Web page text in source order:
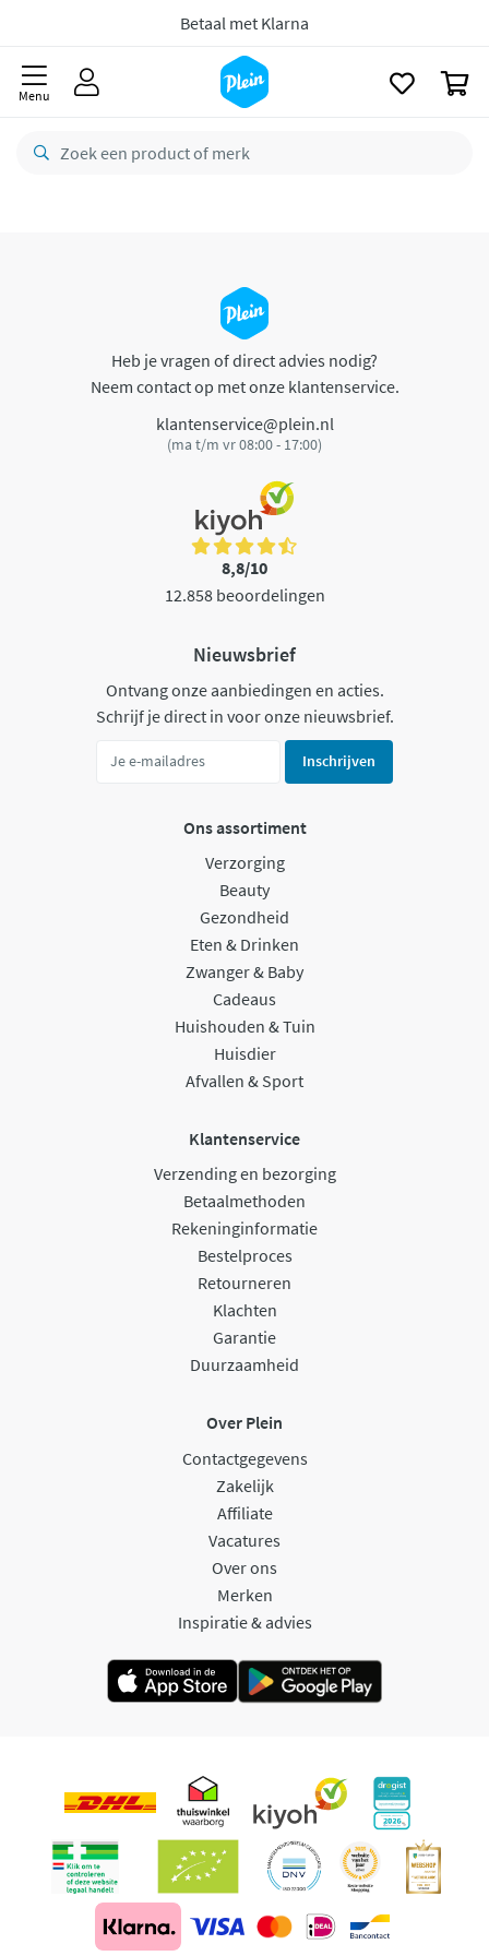
Betaal met Klarna
Menu
Heb je vragen of direct advies nodig?
Neem contact op met onze klantenservice.
klantenservice@plein.nl
(ma t/m vr 08:00 - 17:00)
8,8/10
12.858 beoordelingen
Nieuwsbrief
Ontvang onze aanbiedingen en acties.
Schrijf je direct in voor onze nieuwsbrief.
Inschrijven
Ons assortiment
Verzorging
Beauty
Gezondheid
Eten & Drinken
Zwanger & Baby
Cadeaus
Huishouden & Tuin
Huisdier
Afvallen & Sport
Klantenservice
Verzending en bezorging
Betaalmethoden
Rekeninginformatie
Bestelproces
Retourneren
Klachten
Garantie
Duurzaamheid
Over Plein
Contactgegevens
Zakelijk
Affiliate
Vacatures
Over ons
Merken
Inspiratie & advies